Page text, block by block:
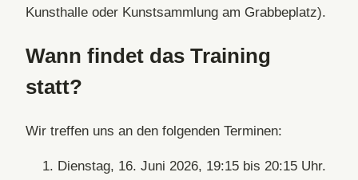
Kunsthalle oder Kunstsammlung am Grabbeplatz).
Wann findet das Training
statt?
Wir treffen uns an den folgenden Terminen:
Dienstag, 16. Juni 2026, 19:15 bis 20:15 Uhr.